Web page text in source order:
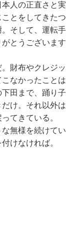
人の正直さと
とをしてきた
そして、運転
とうございます
財布やクレジ
なかったこと
田まで、踊り
だけ。それ以外
てきている。
無様を続けて
けなければ。